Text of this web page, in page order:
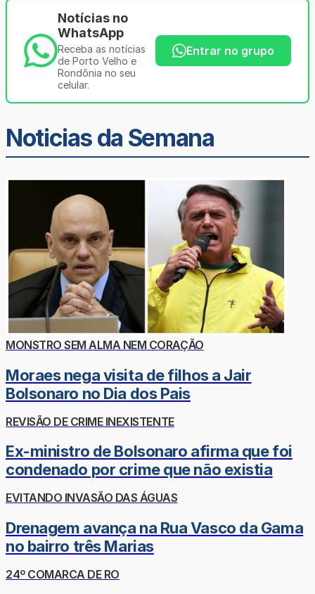
Notícias no
WhatsApp
Receba as notícias
de Porto Velho e
Rondônia no seu
celular.
Entrar no grupo
Noticias da Semana
MONSTRO SEM ALMA NEM CORAÇÃO
Moraes nega visita de filhos a Jair
Bolsonaro no Dia dos Pais
REVISÃO DE CRIME INEXISTENTE
Ex-ministro de Bolsonaro afirma que foi
condenado por crime que não existia
EVITANDO INVASÃO DAS ÁGUAS
Drenagem avança na Rua Vasco da Gama
no bairro três Marias
24º COMARCA DE RO